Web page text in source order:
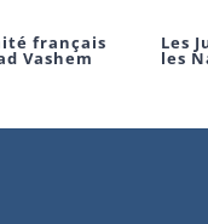
français
Vashem
Les
les